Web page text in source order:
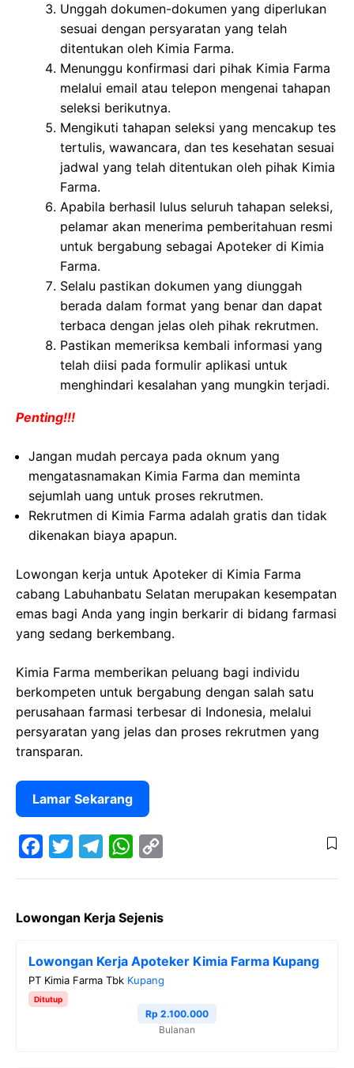
Unggah dokumen-dokumen yang diperlukan
sesuai dengan persyaratan yang telah
ditentukan oleh Kimia Farma.
Menunggu konfirmasi dari pihak Kimia Farma
melalui email atau telepon mengenai tahapan
seleksi berikutnya.
Mengikuti tahapan seleksi yang mencakup tes
tertulis, wawancara, dan tes kesehatan sesuai
jadwal yang telah ditentukan oleh pihak Kimia
Farma.
Apabila berhasil lulus seluruh tahapan seleksi,
pelamar akan menerima pemberitahuan resmi
untuk bergabung sebagai Apoteker di Kimia
Farma.
Selalu pastikan dokumen yang diunggah
berada dalam format yang benar dan dapat
terbaca dengan jelas oleh pihak rekrutmen.
Pastikan memeriksa kembali informasi yang
telah diisi pada formulir aplikasi untuk
menghindari kesalahan yang mungkin terjadi.
Penting!!!
Jangan mudah percaya pada oknum yang
mengatasnamakan Kimia Farma dan meminta
sejumlah uang untuk proses rekrutmen.
Rekrutmen di Kimia Farma adalah gratis dan tidak
dikenakan biaya apapun.
Lowongan kerja untuk Apoteker di Kimia Farma
cabang Labuhanbatu Selatan merupakan kesempatan
emas bagi Anda yang ingin berkarir di bidang farmasi
yang sedang berkembang.
Kimia Farma memberikan peluang bagi individu
berkompeten untuk bergabung dengan salah satu
perusahaan farmasi terbesar di Indonesia, melalui
persyaratan yang jelas dan proses rekrutmen yang
transparan.
Lamar Sekarang
c
i
t
e
r
l
g
r
a
s
A
p
L
i
n
Lowongan Kerja Sejenis
Lowongan Kerja Apoteker Kimia Farma Kupang
PT Kimia Farma Tbk Kupang
Ditutup
Rp 2.100.000
Bulanan